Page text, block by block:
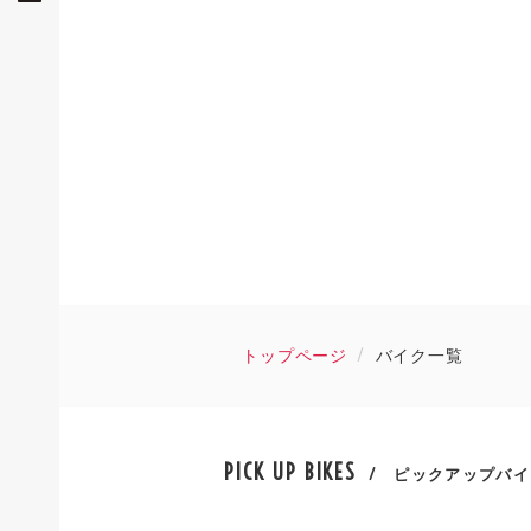
トップページ バイク一覧
PICK UP BIKES / ピックアップバ